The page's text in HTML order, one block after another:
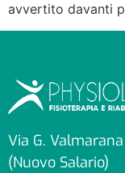
avvertito davanti
Via G. Valmarana
(Nuovo Salario)